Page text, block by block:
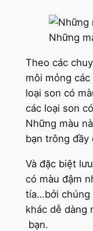
Những
Theo các
môi mỏng
loại son có
các loại son
Những màu
bạn trông đầy
Và đặc biệt
có màu đậm
tía…bởi chúng
khác dễ dàng
bạn.